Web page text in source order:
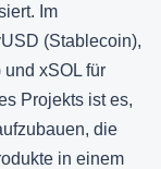
Im
(Stablecoin),
xSOL für
Projekts ist es,
die
in einem